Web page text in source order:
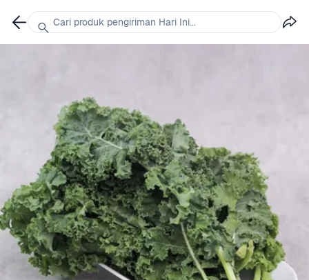
Cari produk pengiriman Hari Ini...